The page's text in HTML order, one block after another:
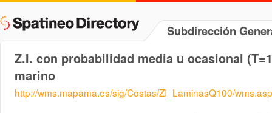
Subdirección
Z.I. con probabilidad media u ocasional
marino
http://wms.mapama.es/sig/Costas/ZI_LaminasQ100/